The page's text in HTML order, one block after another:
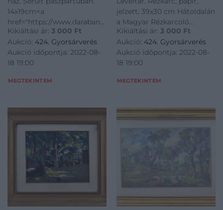
14x19cm<a
href="https://www.darabanth.com/hu/gyorsarveres/424/
es-grafikak/Festmenyek-es-
grafikak~500001/Hasznyuk-
Laszlo-1939-Teli-haz-Serult-
paszpartuban-
Kikiáltási ár: 3 000 Ft
Aukció: 424. Gyorsárverés
Aukció időpontja: 2022-08-
18 19:00
MEGTEKINTEM
pecsétjével
jelzett, 39x30 cm Hátoldalán
a Magyar Rézkarcoló
Művészek Szövetségének
pecsétjével<a
href="https://
es-grafikak/Festmenyek-es-
Kikiáltási ár: 3 000 Ft
Aukció: 424. Gyorsárverés
Aukció időpontja: 2022-08-
18 19:00
MEGTEKINTEM